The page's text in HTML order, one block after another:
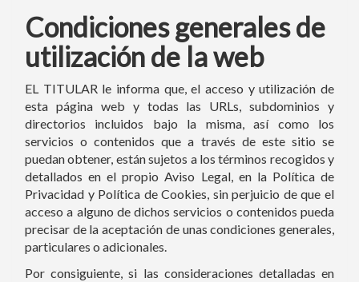
Condiciones generales de
utilización de la web
EL TITULAR le informa que, el acceso y utilización de
esta página web y todas las URLs, subdominios y
directorios incluidos bajo la misma, así como los
servicios o contenidos que a través de este sitio se
puedan obtener, están sujetos a los términos recogidos y
detallados en el propio Aviso Legal, en la Política de
Privacidad y Política de Cookies, sin perjuicio de que el
acceso a alguno de dichos servicios o contenidos pueda
precisar de la aceptación de unas condiciones generales,
particulares o adicionales.
Por consiguiente, si las consideraciones detalladas en